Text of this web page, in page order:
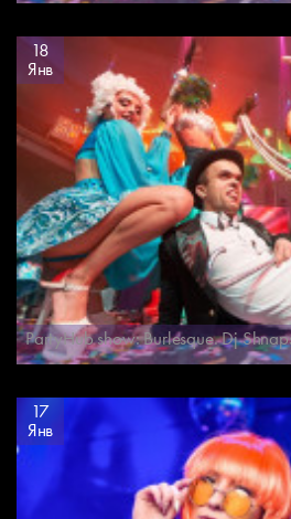
18
Янв
PartyHub show: Burlesque. Dj
17
Янв